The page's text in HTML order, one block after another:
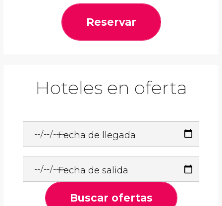
Reservar
Hoteles en oferta
Fecha de llegada
Fecha de salida
Buscar ofertas